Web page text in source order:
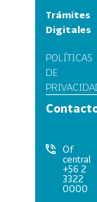
Trámites
Digitales
POLÍTICAS
DE
Of
central
+56 2
3322
0000